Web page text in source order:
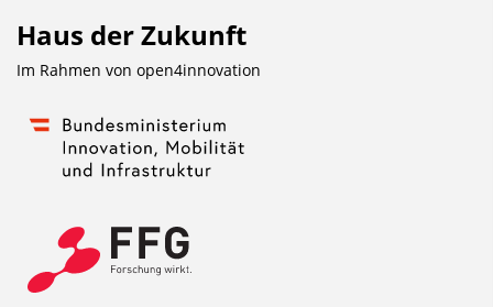
Haus der Zukunft
Im Rahmen von open4innovation